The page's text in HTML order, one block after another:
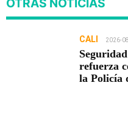
CALI 2026-
refuerza
la Policía